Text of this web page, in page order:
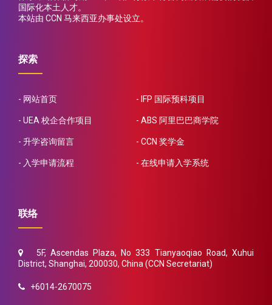
国际化本土人才。
本站由 CCN 马来西亚办事处设立。
探索
网站首页 IFP 国际预科项目
UEA 校企合作项目 ABS 阿里巴巴商学院
升学咨询留言 CCN 奖学金
入学申请流程 在线申请入学系统
联络
5F, Ascendas Plaza, No 333 Tianyaoqiao Road, Xuhui
District, Shanghai, 200030, China (CCN Secretariat)
+6014-2670075